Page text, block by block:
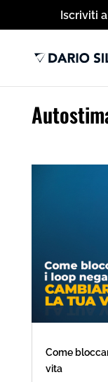
Iscriviti
Come
vita